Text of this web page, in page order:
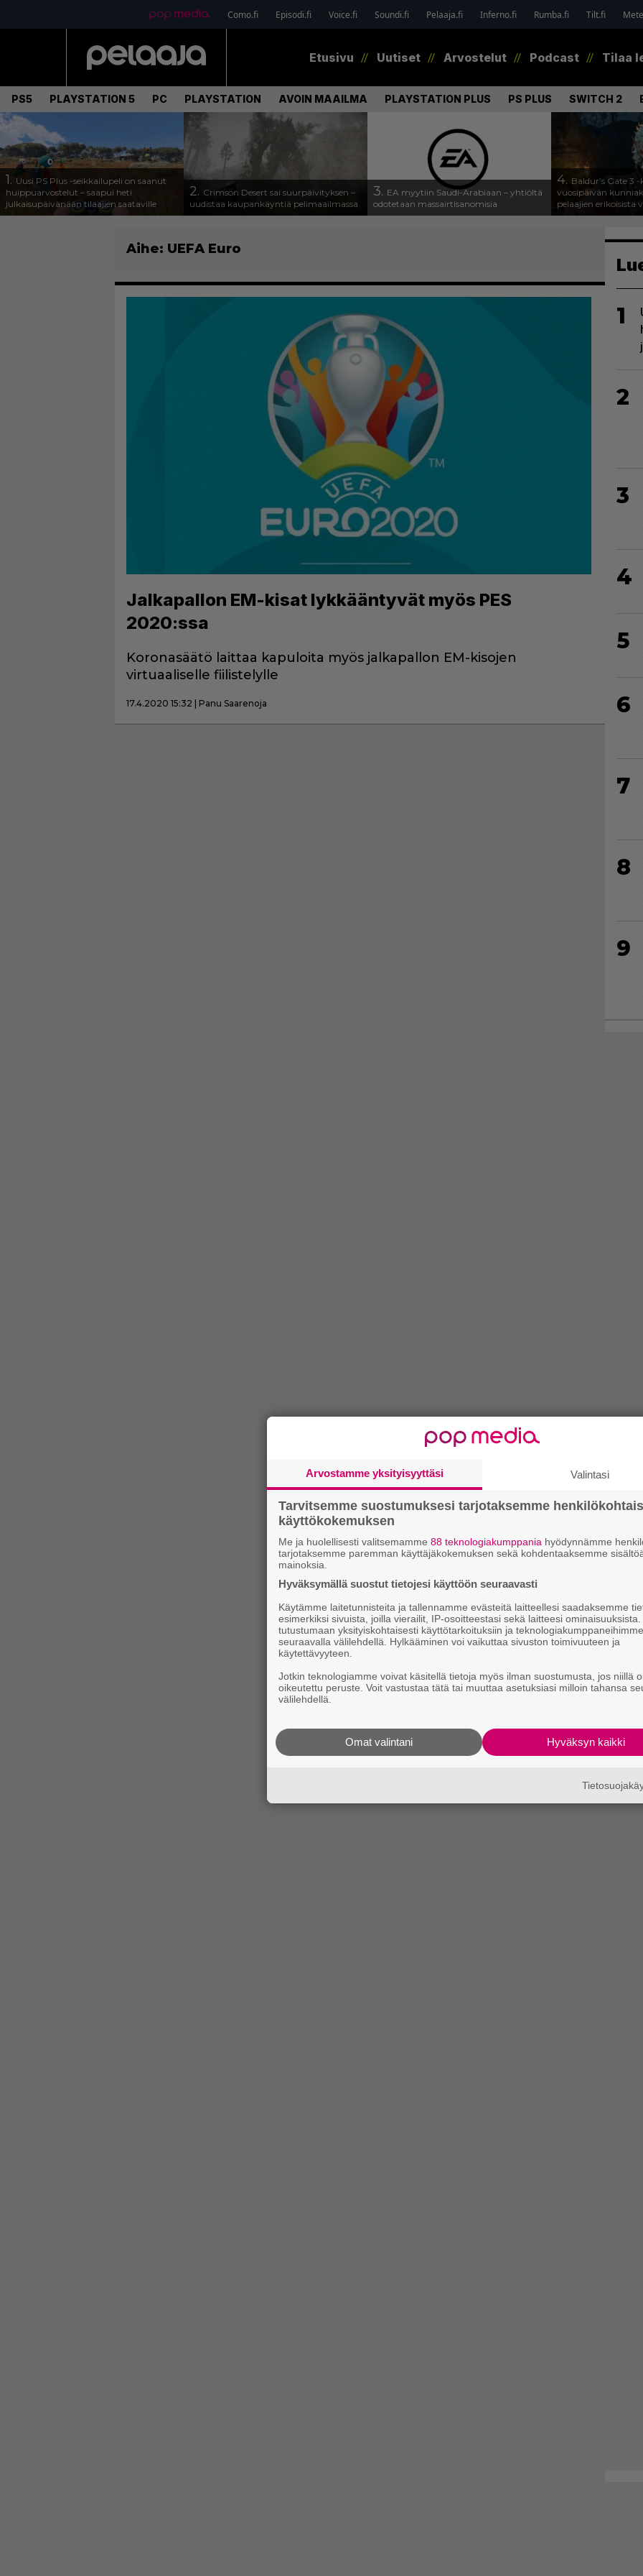
Como.fi Episodi.fi Voice.fi Soundi.fi Pelaaja.fi Inferno.fi Rumba.fi Tilt.fi
Etusivu Uutiset Arvostelut Podcast Tilaa
PS5 PLAYSTATION 5 PC PLAYSTATION AVOIN MAAILMA PLAYSTATION PLUS PS PLUS SWITCH 2
1. Uusi PS Plus -seikkailupeli on saanut
huippuarvostelut – saapui heti
julkaisupäivänään tilaajien saataville
2. Crimson Desert sai suurpäivityksen –
uudistaa kaupankäyntiä pelimaailmassa
3. EA myytiin Saudi-Arabiaan – yhtiöltä
odotetaan massairtisanomisia
4. Baldur’s Gate 3
vuosipäivän
pelaajien erikoisista
Aihe: UEFA Euro
Jalkapallon EM-kisat lykkääntyvät myös PES
2020:ssa
Koronasäätö laittaa kapuloita myös jalkapallon EM-kisojen
virtuaaliselle fiilistelylle
17.4.2020 15:32 | Panu Saarenoja
1
2
3
4
5
6
7
8
9
Arvostamme yksityisyyttäsi Valintasi
Tarvitsemme suostumuksesi tarjotaksemme
käyttökokemuksen
Me ja huolellisesti valitsemamme 88 teknologiakumppania hyödynnämme
tarjotaksemme paremman käyttäjäkokemuksen sekä kohdentaaksemme
mainoksia.
Hyväksymällä suostut tietojesi käyttöön seuraavasti
Käytämme laitetunnisteita ja tallennamme evästeitä laitteellesi saadaksemme
esimerkiksi sivuista, joilla vierailit, IP-osoitteestasi sekä laitteesi
tutustumaan yksityiskohtaisesti käyttötarkoituksiin ja teknologiakumppaneihimme
seuraavalla välilehdellä. Hylkääminen voi vaikuttaa sivuston toimivuuteen ja
käytettävyyteen.
Jotkin teknologiamme voivat käsitellä tietoja myös ilman suostumusta, jos niillä
oikeutettu peruste. Voit vastustaa tätä tai muuttaa asetuksiasi milloin tahansa
välilehdellä.
Hyväksyn kaikki
Omat valintani